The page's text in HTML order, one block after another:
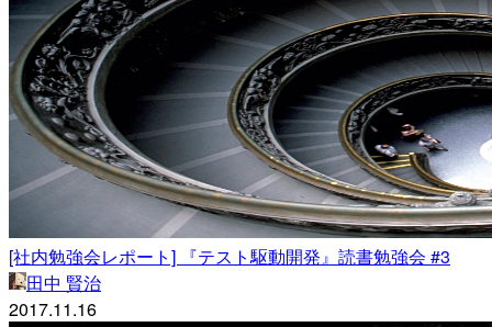
[社内勉強会レポート] 『テスト駆動開発』読書勉強会 #3
田中 賢治
2017.11.16